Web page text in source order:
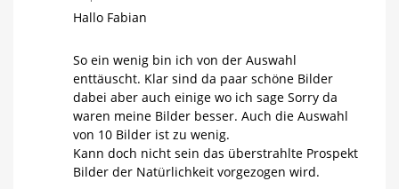
Hallo Fabian
So ein wenig bin ich von der Auswahl
enttäuscht. Klar sind da paar schöne Bilder
dabei aber auch einige wo ich sage Sorry da
waren meine Bilder besser. Auch die Auswahl
von 10 Bilder ist zu wenig.
Kann doch nicht sein das überstrahlte Prospekt
Bilder der Natürlichkeit vorgezogen wird.